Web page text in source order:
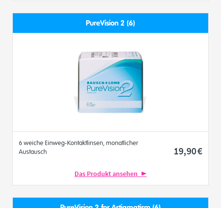
PureVision 2 (6)
6 weiche Einweg-Kontaktlinsen, monatlicher
Austausch
19,90€
Das Produkt ansehen